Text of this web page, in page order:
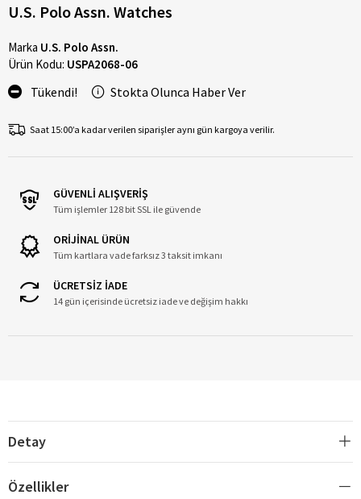
U.S. Polo Assn. Watches
Marka U.S. Polo Assn.
Ürün Kodu: USPA2068-06
Tükendi! Stokta Olunca Haber Ver
Saat 15:00’a kadar verilen siparişler aynı gün kargoya verilir.
GÜVENLİ ALIŞVERİŞ
Tüm işlemler 128 bit SSL ile güvende
ORİJİNAL ÜRÜN
Tüm kartlara vade farksız 3 taksit imkanı
ÜCRETSİZ İADE
14 gün içerisinde ücretsiz iade ve değişim hakkı
Detay
Özellikler